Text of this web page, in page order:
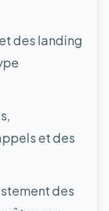
des landing
et des
des